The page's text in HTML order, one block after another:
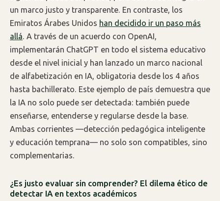
un marco justo y transparente. En contraste, los
Emiratos Árabes Unidos han decidido ir un paso más
allá. A través de un acuerdo con OpenAI,
implementarán ChatGPT en todo el sistema educativo
desde el nivel inicial y han lanzado un marco nacional
de alfabetización en IA, obligatoria desde los 4 años
hasta bachillerato. Este ejemplo de país demuestra que
la IA no solo puede ser detectada: también puede
enseñarse, entenderse y regularse desde la base.
Ambas corrientes —detección pedagógica inteligente
y educación temprana— no solo son compatibles, sino
complementarias.
¿Es justo evaluar sin comprender? El dilema ético de
detectar IA en textos académicos